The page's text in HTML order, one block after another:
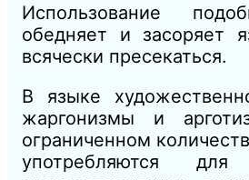
Использование
обедняет и засоряет
всячески пресекаться.
В языке
жаргонизмы и
ограниченном
употребляются для